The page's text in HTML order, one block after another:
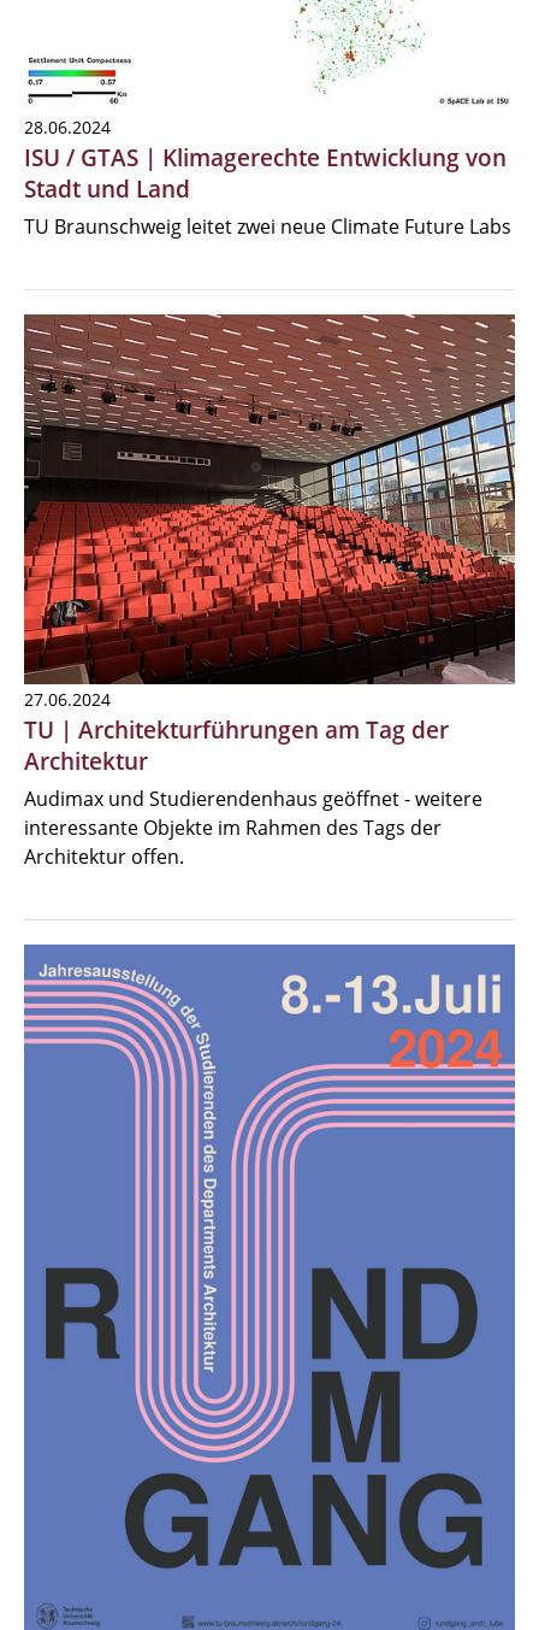
28.06.2024
ISU / GTAS | Klimagerechte Entwicklung von
Stadt und Land
TU Braunschweig leitet zwei neue Climate Future Labs
27.06.2024
TU | Architekturführungen am Tag der
Architektur
Audimax und Studierendenhaus geöffnet - weitere
interessante Objekte im Rahmen des Tags der
Architektur offen.